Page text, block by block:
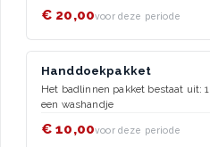
€ 20,00voor deze periode
Handdoekpakket
Het badlinnen pakket bestaat uit:
een washandje
€ 10,00voor deze periode